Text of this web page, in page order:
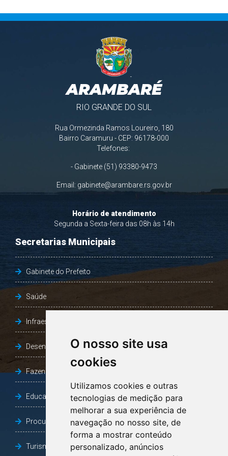
O nosso site usa
cookies
Utilizamos cookies e outras
tecnologias de medição para
melhorar a sua experiência de
navegação no nosso site, de
forma a mostrar conteúdo
personalizado, anúncios
ARAMBARÉ
RIO GRANDE DO SUL
Rua Ormezinda Ramos Loureiro, 180
Bairro Caramuru - CEP: 96178-000
Telefones:
- Gabinete (51) 93380-9473
Email: gabinete@arambare.rs.gov.br
Horário de atendimento
Segunda a Sexta-feira das 08h às 14h
Secretarias Municipais
Gabinete do Prefeito
Saúde
Infraestrutura, Agricultura e Meio Ambiente
Desenvolvimento Social
Fazenda e Desenvolvimento Econômico
Educação
Procuradoria Geral do Município
Turismo, Desporto e Cultura